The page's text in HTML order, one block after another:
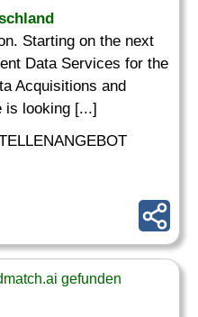
Starting on the next
Data Services for the
Acquisitions and
is looking [...]
gefunden